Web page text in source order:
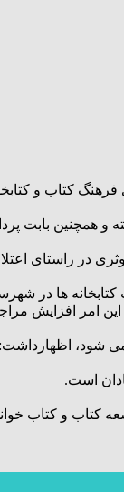
فرهنگ کتاب و
و همچنین بابت
در راستای
امر افزایش
می شود،
است.
کتاب و کتاب